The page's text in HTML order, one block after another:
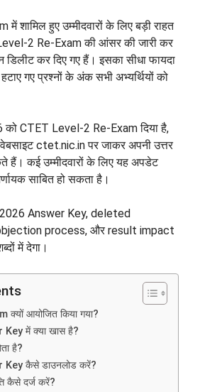
शामिल हुए उम्मीदवारों के लिए बड़ी राहत
2 Re-Exam की आंसर की जारी कर
डिलीट कर दिए गए हैं। इसका सीधा फायदा
हटाए गए प्रश्नों के अंक सभी अभ्यर्थियों को
को CTET Level-2 Re-Exam दिया है,
ctet.nic.in पर जाकर अपनी उत्तर
कई उम्मीदवारों के लिए यह अपडेट
साबित हो सकता है।
Answer Key, deleted
process, और result impact
में देगा।
आयोजित किया गया?
में क्या खास है?
है?
कैसे डाउनलोड करें?
कैसे दर्ज करें?